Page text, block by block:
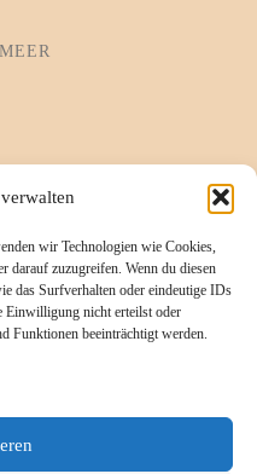
wir Technologien wie Cookies,
darauf zuzugreifen. Wenn du diesen
das Surfverhalten oder eindeutige IDs
Einwilligung nicht erteilst oder
Funktionen beeinträchtigt werden.